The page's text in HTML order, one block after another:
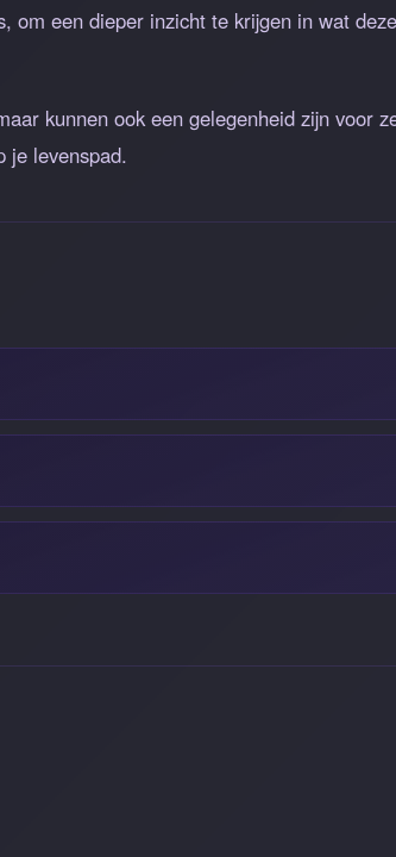
om een dieper inzicht te krijgen in wat
kunnen ook een gelegenheid zijn voor
je levenspad.